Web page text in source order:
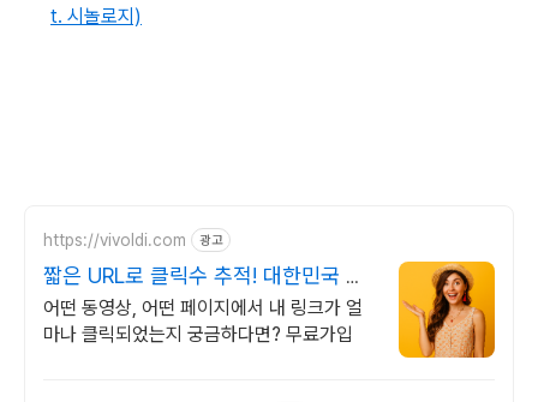
t. 시놀로지)
https://vivoldi.com 광고
짧은 URL로 클릭수 추적! 대한민국 사
용자 만족도
어떤 동영상, 어떤 페이지에서 내 링크가 얼
마나 클릭되었는지 궁금하다면? 무료가입